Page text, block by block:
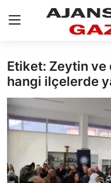
GİRİŞ YAP
AnaSayfa
Eskişehir Siyaset
Türkiye Gündemi
Etiket: Zeytin ve
hangi ilçelerde